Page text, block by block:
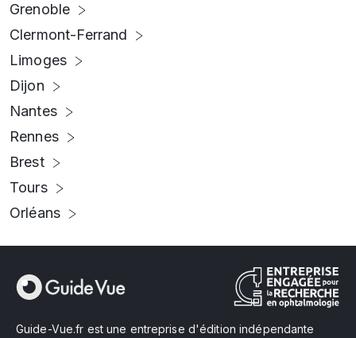
Grenoble
Clermont-Ferrand
Limoges
Dijon
Nantes
Rennes
Brest
Tours
Orléans
Guide-Vue.fr est une entreprise d'édition indépendante